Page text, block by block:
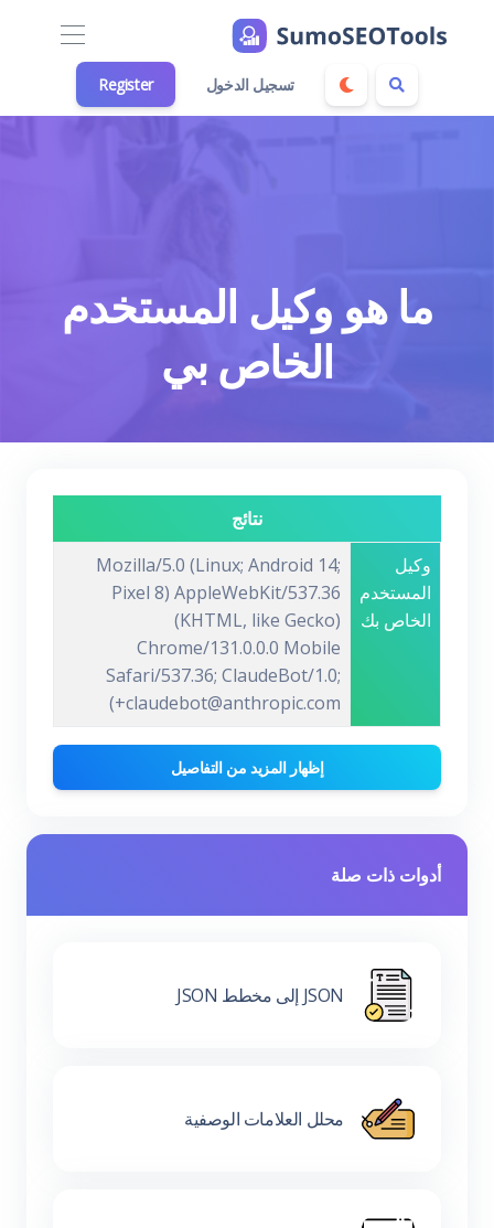
تسجيل الدخول Register
ما هو وكيل المستخدم
الخاص بي
نتائج
وكيل
المستخدم
الخاص بك
Mozilla/5.0 (Linux; Android 14;
Pixel 8) AppleWebKit/537.36
(KHTML, like Gecko)
Chrome/131.0.0.0 Mobile
Safari/537.36; ClaudeBot/1.0;
+claudebot@anthropic.com)
إظهار المزيد من التفاصيل
أدوات ذات صلة
JSON إلى مخطط JSON
محلل العلامات الوصفية